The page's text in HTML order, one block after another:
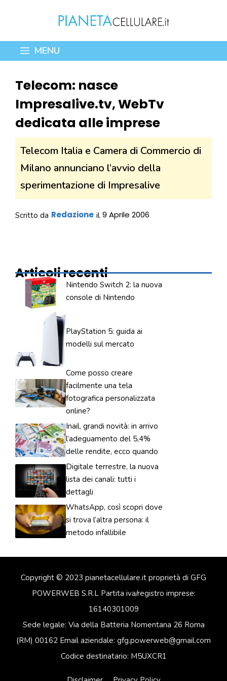
contenuto
MENU
Telecom: nasce
Impresalive.tv, WebTv
dedicata alle imprese
Telecom Italia e Camera di Commercio di
Milano annunciano l’avvio della
sperimentazione di Impresalive
Scritto da Redazione il 9 Aprile 2006
Articoli recenti
Nintendo Switch 2: la nuova
console di Nintendo
PlayStation 5: guida ai
modelli sul mercato
Come posso creare
facilmente una tela
fotografica personalizzata
online?
Inail, grandi novità: in arrivo
l’adeguamento del 5,4%
delle rendite, ecco quando
Digitale terrestre, la nuova
lista dei canali: tutti i
dettagli
WhatsApp, così scopri dove
si trova l’altra persona: il
metodo infallibile
Copyright © 2023 pianetacellulare.it proprietà di GFG
POWERWEB S.R.L Partita iva/registro imprese:
16140301009
Sede legale: Via della Batteria Nomentana 26 Roma
(RM) 00162 Email aziendale: gfg.powerweb@gmail.com
Codice destinatario: M5UXCR1